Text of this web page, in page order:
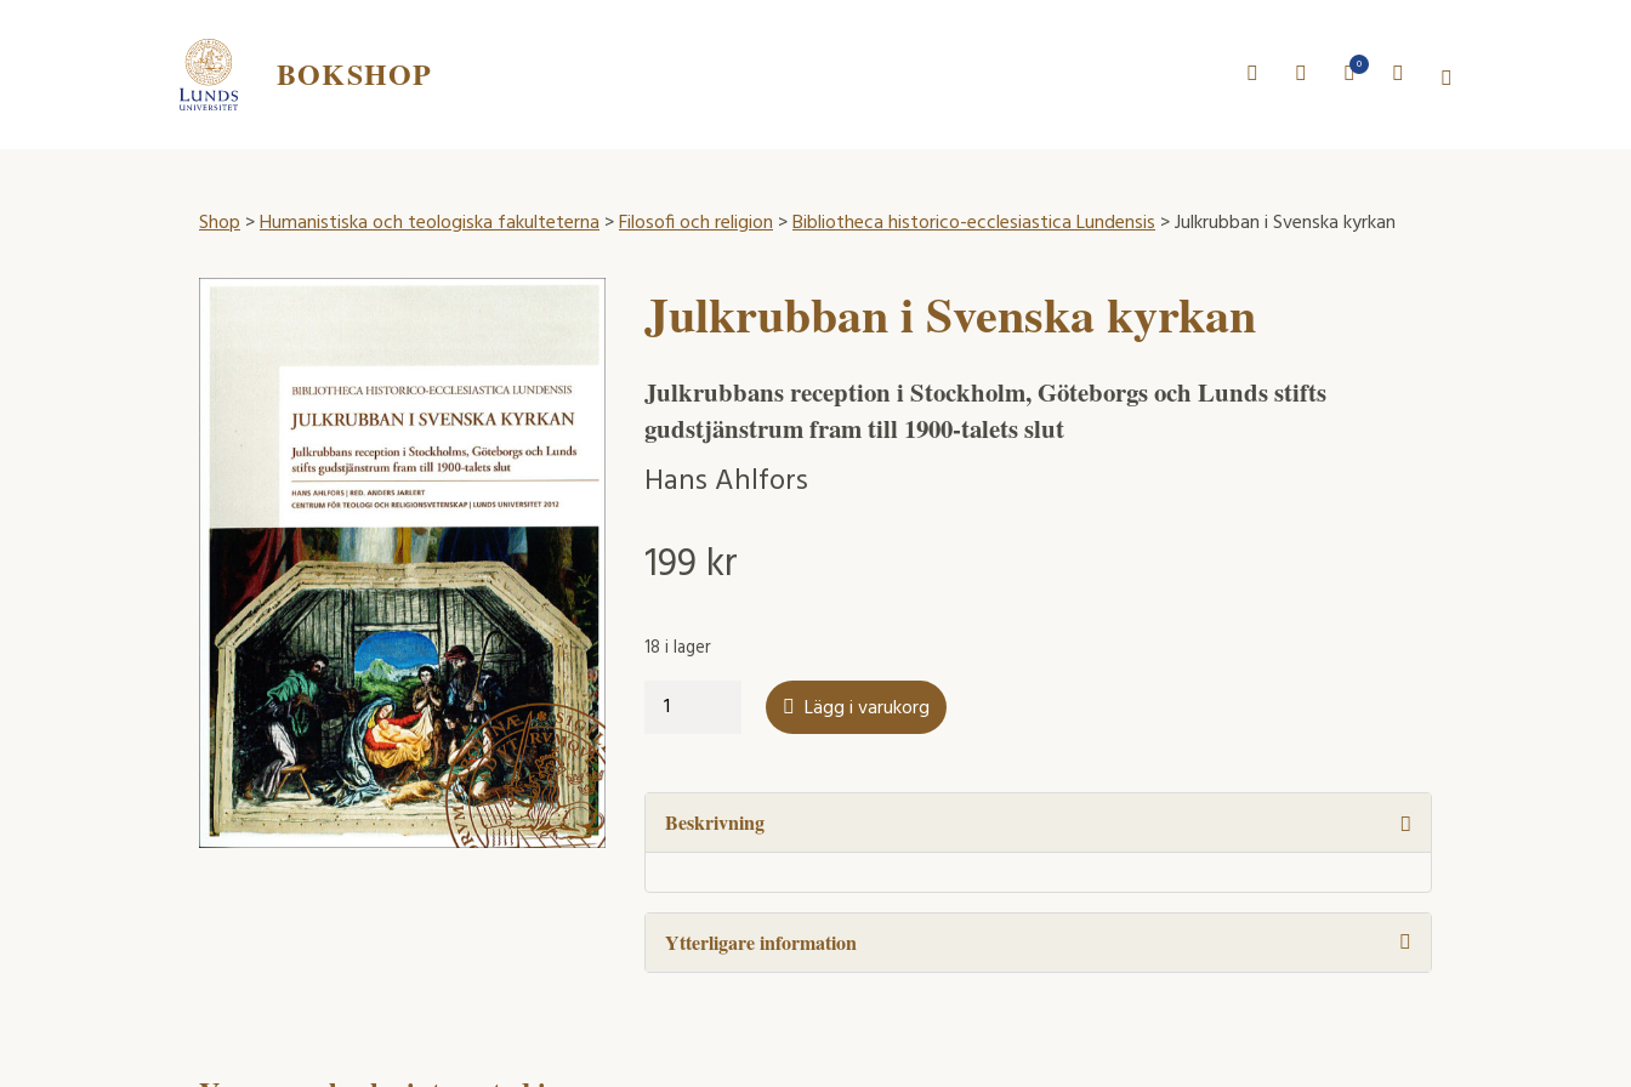
BOKSHOP 0
Shop>Humanistiska och teologiska fakulteterna>Filosofi och religion>Bibliotheca historico-ecclesiastica Lundensis> Julkrubban i Svenska kyrkan
Julkrubban i Svenska kyrkan
Julkrubbans reception i Stockholm, Göteborgs och Lunds stifts
gudstjänstrum fram till 1900-talets slut
Hans Ahlfors
199 kr
18 i lager
Julkrubban
kyrkan
mängd
Lägg i varukorg
Beskrivning
Ytterligare information